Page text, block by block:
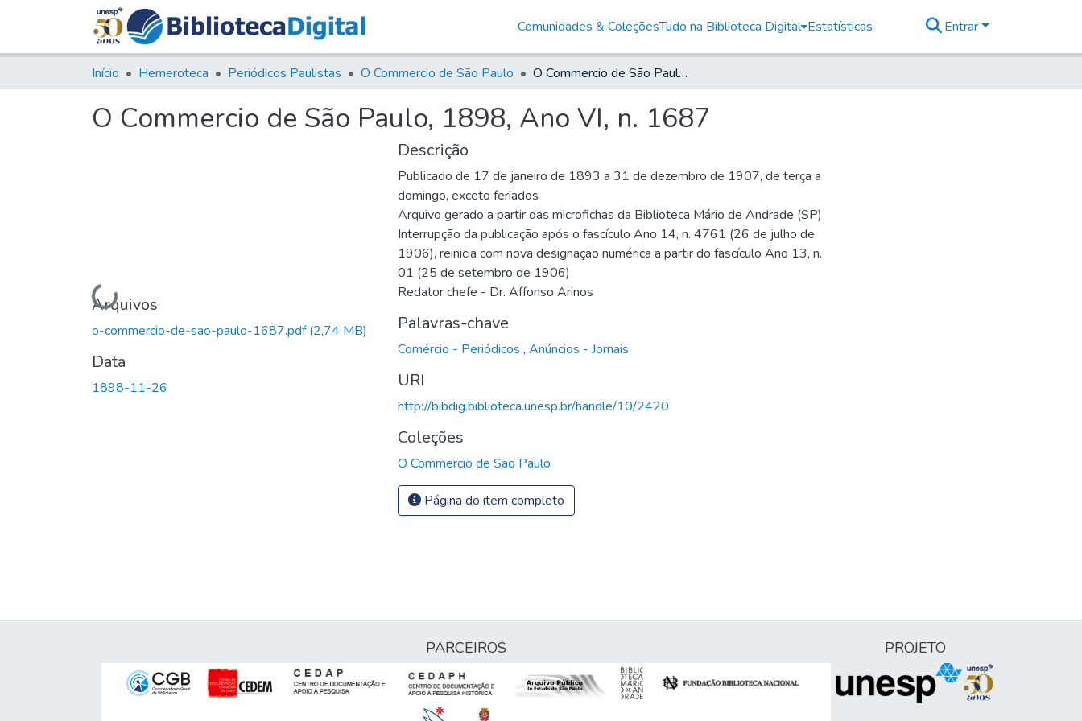
Comunidades & ColeçõesTudo na Biblioteca Digital Estatísticas Entrar
Início Hemeroteca Periódicos Paulistas O Commercio de São Paulo O Commercio de São Paulo, 1898, Ano VI, n. 1687
O Commercio de São Paulo, 1898, Ano VI, n. 1687
Carregando...
Arquivos
o-commercio-de-sao-paulo-1687.pdf(2,74 MB)
Data
1898-11-26
Descrição
Publicado de 17 de janeiro de 1893 a 31 de dezembro de 1907, de terça a
domingo, exceto feriados
Arquivo gerado a partir das microfichas da Biblioteca Mário de Andrade (SP)
Interrupção da publicação após o fascículo Ano 14, n. 4761 (26 de julho de
1906), reinicia com nova designação numérica a partir do fascículo Ano 13, n.
01 (25 de setembro de 1906)
Redator chefe - Dr. Affonso Arinos
Palavras-chave
Comércio - Periódicos , Anúncios - Jornais
URI
http://bibdig.biblioteca.unesp.br/handle/10/2420
Coleções
O Commercio de São Paulo
Página do item completo
PARCEIROS PROJETO